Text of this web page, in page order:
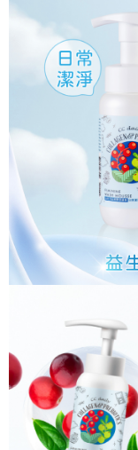
2.透過簡訊連結打開帳
帳／街口支付／iPASS
【注意事項】
1.本服務係由「台灣大
用戶於交易時，得透過
買賣價金債權讓與本公
2.基於同意付款使用「
資料（包含姓名、電話
由本公司與您本人進行
3.完整用戶服務條款，
結帳頁面，進行簡訊認
２．訂單成立數日內，
３．收到繳費通知簡訊
ATM／網路銀行／等多
※ 請注意：結帳手續完
購買商品的店家。未經
※ 交易是否成功請以「
是否繳費成功／繳費後
https://
【注意事項】
１．透過由恩沛科技股
易，需依本服務之必要
權轉讓予恩沛科技股份有
２．關於個人資料處理
https://aftee.tw/terms/
３．未成年的使用者請
４．使用「AFTEE先享
時審查核予不同之上限
請求用戶進行身份認證。
５．嚴禁一人註冊多個
恩沛科技股份有限公司
運送方式
全家取貨付款
每筆NT$90，滿
付款後全家取貨
每筆NT$90，滿
萊爾富取貨付款
每筆NT$90，滿
付款後萊爾富取貨
每筆NT$90，滿
7-11取貨付款
付款後7-11取貨
每筆NT$90，滿
宅配
每筆NT$90，滿
貨到付款